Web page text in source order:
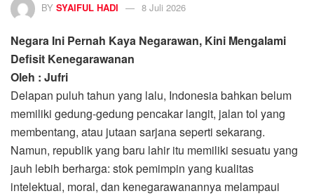
BY SYAIFUL HADI 8 Juli 2026
Negara Ini Pernah Kaya Negarawan, Kini Mengalami
Defisit Kenegarawanan
Oleh : Jufri
Delapan puluh tahun yang lalu, Indonesia bahkan belum
memiliki gedung-gedung pencakar langit, jalan tol yang
membentang, atau jutaan sarjana seperti sekarang.
Namun, republik yang baru lahir itu memiliki sesuatu yang
jauh lebih berharga: stok pemimpin yang kualitas
intelektual, moral, dan kenegarawanannya melampaui